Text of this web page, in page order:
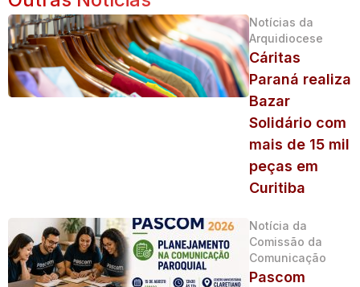
Notícias da
Arquidiocese
Cáritas
Paraná realiza
Bazar
Solidário com
mais de 15 mil
peças em
Curitiba
Notícia da
Comissão da
Comunicação
Pascom